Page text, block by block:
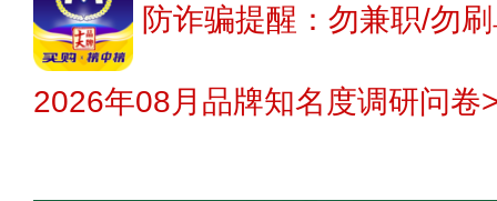
防诈骗提醒：勿兼职/勿
2026年08月品牌知名度调研问卷